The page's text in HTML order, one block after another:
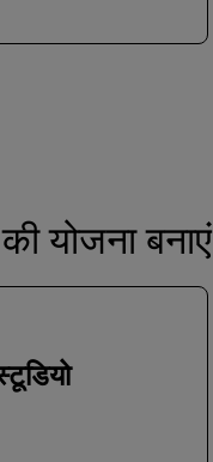
योजना बनाएं